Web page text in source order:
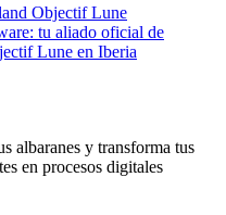
Objectif Lune
tu aliado oficial de
Lune en Iberia
albaranes y transforma tus
en procesos digitales